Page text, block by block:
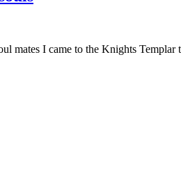
mates I came to the Knights